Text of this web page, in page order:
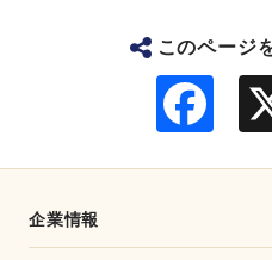
このページ
企業情報